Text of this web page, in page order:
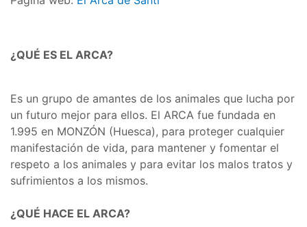
¿QUÉ ES EL ARCA?
Es un grupo de amantes de los animales que lucha por
un futuro mejor para ellos. El ARCA fue fundada en
1.995 en MONZÓN (Huesca), para proteger cualquier
manifestación de vida, para mantener y fomentar el
respeto a los animales y para evitar los malos tratos y
sufrimientos a los mismos.
¿QUÉ HACE EL ARCA?